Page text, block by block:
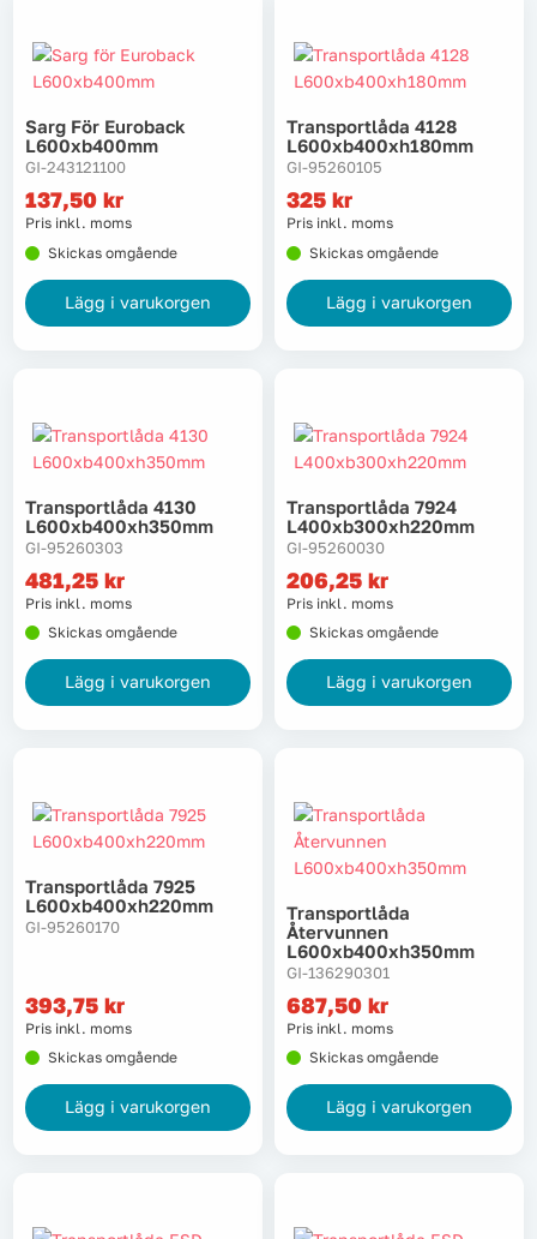
Sarg För Euroback
L600xb400mm
GI-243121100
137,50 kr
Pris inkl. moms
Skickas omgående
Lägg i varukorgen
Transportlåda 4128
L600xb400xh180mm
GI-95260105
325 kr
Pris inkl. moms
Skickas omgående
Lägg i varukorgen
Transportlåda 4130
L600xb400xh350mm
GI-95260303
481,25 kr
Pris inkl. moms
Skickas omgående
Lägg i varukorgen
Transportlåda 7924
L400xb300xh220mm
GI-95260030
206,25 kr
Pris inkl. moms
Skickas omgående
Lägg i varukorgen
Transportlåda 7925
L600xb400xh220mm
GI-95260170
393,75 kr
Pris inkl. moms
Skickas omgående
Lägg i varukorgen
Transportlåda
Återvunnen
L600xb400xh350mm
GI-136290301
687,50 kr
Pris inkl. moms
Skickas omgående
Lägg i varukorgen